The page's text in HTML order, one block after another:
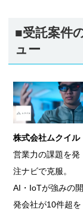
■受託案件
ュー
株式会社ムクイル
営業力の課題を発
注ナビで克服。
AI・IoTが強みの開
発会社が10件超を